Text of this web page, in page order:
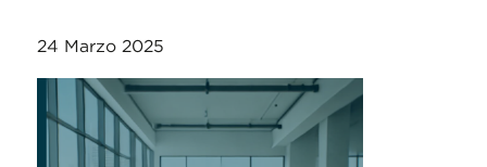
24 Marzo 2025